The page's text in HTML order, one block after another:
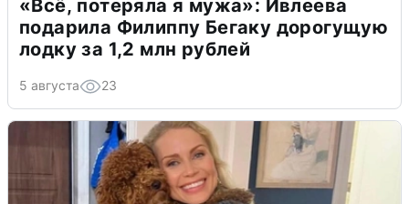
«Всё, потеряла я мужа»: Ивлеева
подарила Филиппу Бегаку дорогущую
лодку за 1,2 млн рублей
5 августа 23